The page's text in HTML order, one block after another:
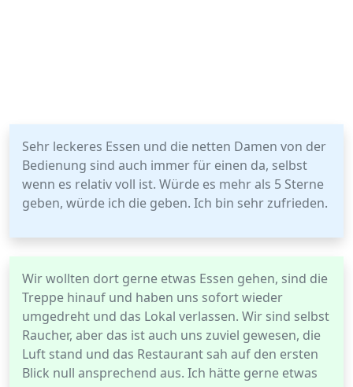
Sehr leckeres Essen und die netten Damen von der
Bedienung sind auch immer für einen da, selbst
wenn es relativ voll ist. Würde es mehr als 5 Sterne
geben, würde ich die geben. Ich bin sehr zufrieden.
Wir wollten dort gerne etwas Essen gehen, sind die
Treppe hinauf und haben uns sofort wieder
umgedreht und das Lokal verlassen. Wir sind selbst
Raucher, aber das ist auch uns zuviel gewesen, die
Luft stand und das Restaurant sah auf den ersten
Blick null ansprechend aus. Ich hätte gerne etwas